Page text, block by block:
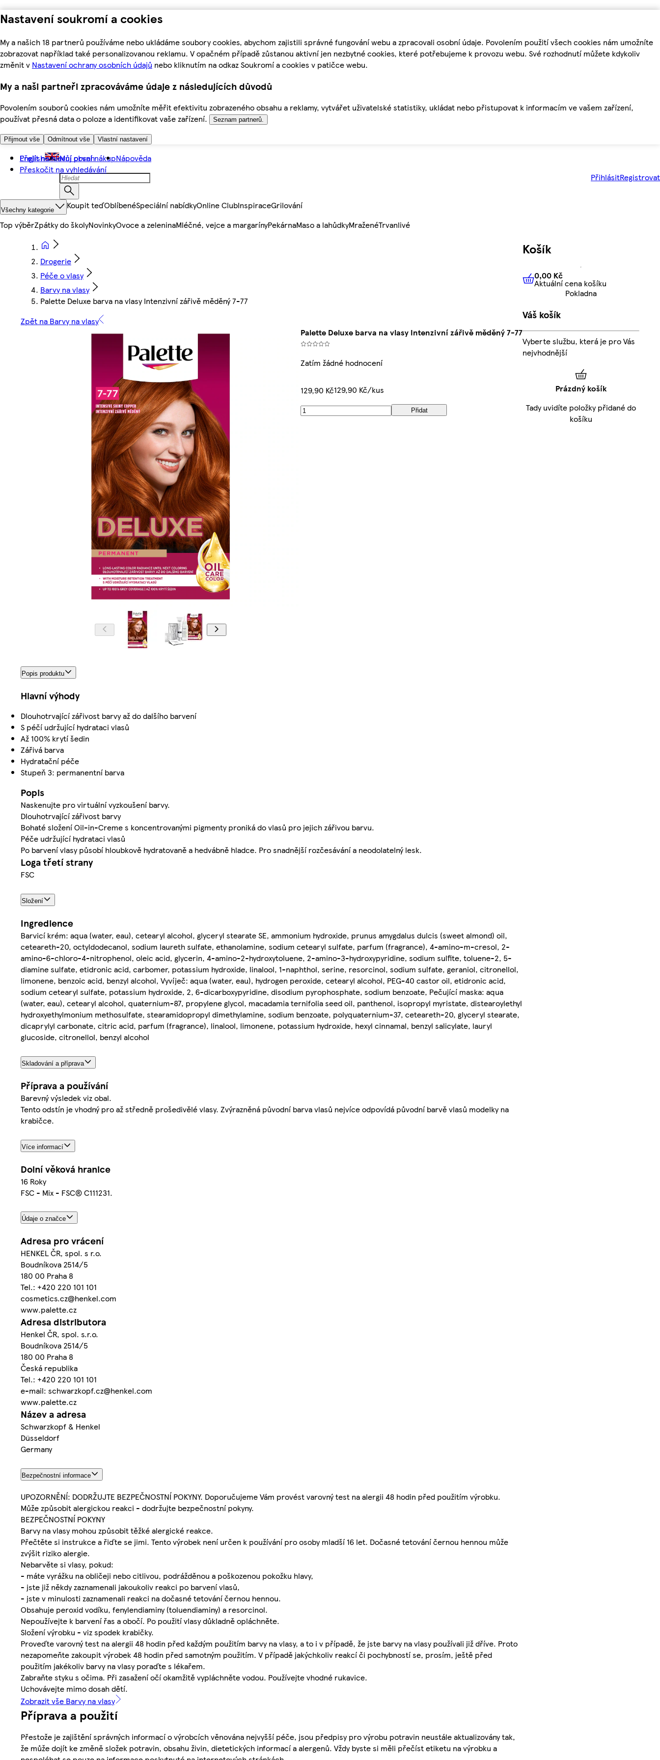
Nastavení soukromí a cookies
My a našich 18 partnerů používáme nebo ukládáme soubory cookies, abychom zajistili správné fungování webu a zpracovali osobní údaje. Povolením použití všech cookies nám umožníte
zobrazovat například také personalizovanou reklamu. V opačném případě zůstanou aktivní jen nezbytné cookies, které potřebujeme k provozu webu. Své rozhodnutí můžete kdykoliv
změnit v Nastavení ochrany osobních údajů nebo kliknutím na odkaz Soukromí a cookies v patičce webu.
My a naši partneři zpracováváme údaje z následujících důvodů
Povolením souborů cookies nám umožníte měřit efektivitu zobrazeného obsahu a reklamy, vytvářet uživatelské statistiky, ukládat nebo přistupovat k informacím ve vašem zařízení,
používat přesná data o poloze a identifikovat vaše zařízení.
Seznam partnerů.
Přijmout vše Odmítnout vše Vlastní nastavení
Přejít na hlavní obsah
Přeskočit na vyhledávání
English Můj první nákupNápověda
PřihlásitRegistrovat
Všechny kategorie Koupit teďOblíbenéSpeciální nabídkyOnline ClubInspiraceGrilování
Top výběrZpátky do školyNovinkyOvoce a zeleninaMléčné, vejce a margarínyPekárnaMaso a lahůdkyMraženéTrvanlivé
Drogerie
Péče o vlasy
Barvy na vlasy
Palette Deluxe barva na vlasy Intenzivní zářivě měděný 7-77
Zpět na Barvy na vlasy
Palette Deluxe barva na vlasy Intenzivní zářivě měděný 7-77
Zatím žádné hodnocení
129,90 Kč129,90 Kč/kus
Přidat
Popis produktu
Hlavní výhody
Dlouhotrvající zářivost barvy až do dalšího barvení
S péčí udržující hydrataci vlasů
Až 100% krytí šedin
Zářivá barva
Hydratační péče
Stupeň 3: permanentní barva
Popis
Naskenujte pro virtuální vyzkoušení barvy.
Dlouhotrvající zářivost barvy
Bohaté složení Oil-in-Creme s koncentrovanými pigmenty proniká do vlasů pro jejich zářivou barvu.
Péče udržující hydrataci vlasů
Po barvení vlasy působí hloubkově hydratovaně a hedvábně hladce. Pro snadnější rozčesávání a neodolatelný lesk.
Loga třetí strany
FSC
Složení
Ingredience
Barvicí krém: aqua (water, eau), cetearyl alcohol, glyceryl stearate SE, ammonium hydroxide, prunus amygdalus dulcis (sweet almond) oil,
ceteareth-20, octyldodecanol, sodium laureth sulfate, ethanolamine, sodium cetearyl sulfate, parfum (fragrance), 4-amino-m-cresol, 2-
amino-6-chloro-4-nitrophenol, oleic acid, glycerin, 4-amino-2-hydroxytoluene, 2-amino-3-hydroxypyridine, sodium sulfite, toluene-2, 5-
diamine sulfate, etidronic acid, carbomer, potassium hydroxide, linalool, 1-naphthol, serine, resorcinol, sodium sulfate, geraniol, citronellol,
limonene, benzoic acid, benzyl alcohol, Vyvíječ: aqua (water, eau), hydrogen peroxide, cetearyl alcohol, PEG-40 castor oil, etidronic acid,
sodium cetearyl sulfate, potassium hydroxide, 2, 6-dicarboxypyridine, disodium pyrophosphate, sodium benzoate, Pečující maska: aqua
(water, eau), cetearyl alcohol, quaternium-87, propylene glycol, macadamia ternifolia seed oil, panthenol, isopropyl myristate, distearoylethyl
hydroxyethylmonium methosulfate, stearamidopropyl dimethylamine, sodium benzoate, polyquaternium-37, ceteareth-20, glyceryl stearate,
dicaprylyl carbonate, citric acid, parfum (fragrance), linalool, limonene, potassium hydroxide, hexyl cinnamal, benzyl salicylate, lauryl
glucoside, citronellol, benzyl alcohol
Skladování a příprava
Příprava a používání
Barevný výsledek viz obal.
Tento odstín je vhodný pro až středně prošedivělé vlasy. Zvýrazněná původní barva vlasů nejvíce odpovídá původní barvě vlasů modelky na
krabičce.
Více informací
Dolní věková hranice
16 Roky
FSC - Mix - FSC® C111231.
Údaje o značce
Adresa pro vrácení
HENKEL ČR, spol. s r.o.
Boudníkova 2514/5
180 00 Praha 8
Tel.: +420 220 101 101
cosmetics.cz@henkel.com
www.palette.cz
Adresa distributora
Henkel ČR, spol. s.r.o.
Boudníkova 2514/5
180 00 Praha 8
Česká republika
Tel.: +420 220 101 101
e-mail: schwarzkopf.cz@henkel.com
www.palette.cz
Název a adresa
Schwarzkopf & Henkel
Düsseldorf
Germany
Bezpečnostní informace
UPOZORNĚNÍ: DODRŽUJTE BEZPEČNOSTNÍ POKYNY. Doporučujeme Vám provést varovný test na alergii 48 hodin před použitím výrobku.
Může způsobit alergickou reakci - dodržujte bezpečnostní pokyny.
BEZPEČNOSTNÍ POKYNY
Barvy na vlasy mohou způsobit těžké alergické reakce.
Přečtěte si instrukce a řiďte se jimi. Tento výrobek není určen k používání pro osoby mladší 16 let. Dočasné tetování černou hennou může
zvýšit riziko alergie.
Nebarvěte si vlasy, pokud:
- máte vyrážku na obličeji nebo citlivou, podrážděnou a poškozenou pokožku hlavy,
- jste již někdy zaznamenali jakoukoliv reakci po barvení vlasů,
- jste v minulosti zaznamenali reakci na dočasné tetování černou hennou.
Obsahuje peroxid vodíku, fenylendiaminy (toluendiaminy) a resorcinol.
Nepoužívejte k barvení řas a obočí. Po použití vlasy důkladně opláchněte.
Složení výrobku - viz spodek krabičky.
Proveďte varovný test na alergii 48 hodin před každým použitím barvy na vlasy, a to i v případě, že jste barvy na vlasy používali již dříve. Proto
nezapomeňte zakoupit výrobek 48 hodin před samotným použitím. V případě jakýchkoliv reakcí či pochybností se, prosím, ještě před
použitím jakékoliv barvy na vlasy poraďte s lékařem.
Zabraňte styku s očima. Při zasažení očí okamžitě vypláchněte vodou. Používejte vhodné rukavice.
Uchovávejte mimo dosah dětí.
Zobrazit vše Barvy na vlasy
Příprava a použití
Přestože je zajištění správných informací o výrobcích věnována nejvyšší péče, jsou předpisy pro výrobu potravin neustále aktualizovány tak,
že může dojít ke změně složek potravin, obsahu živin, dietetických informací a alergenů. Vždy byste si měli přečíst etiketu na výrobku a
Košík
0,00 KčAktuální cena košíku
0,00 Kč
Aktuální cena košíku
Pokladna
Váš košík
Vyberte službu, která je pro Vás
nejvhodnější
Prázdný košík
Tady uvidíte položky přidané do
košíku